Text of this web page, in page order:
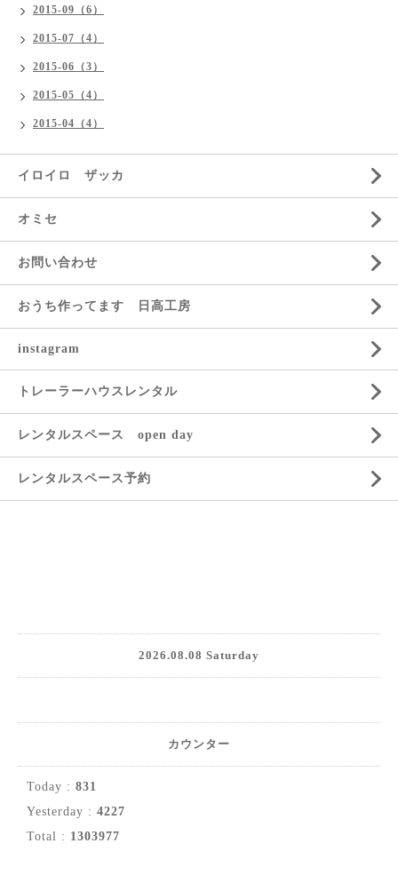
2015-09（6）
2015-07（4）
2015-06（3）
2015-05（4）
2015-04（4）
イロイロ ザッカ
オミセ
お問い合わせ
おうち作ってます 日高工房
instagram
トレーラーハウスレンタル
レンタルスペース open day
レンタルスペース予約
2026.08.08 Saturday
カウンター
Today : 831
Yesterday : 4227
Total : 1303977